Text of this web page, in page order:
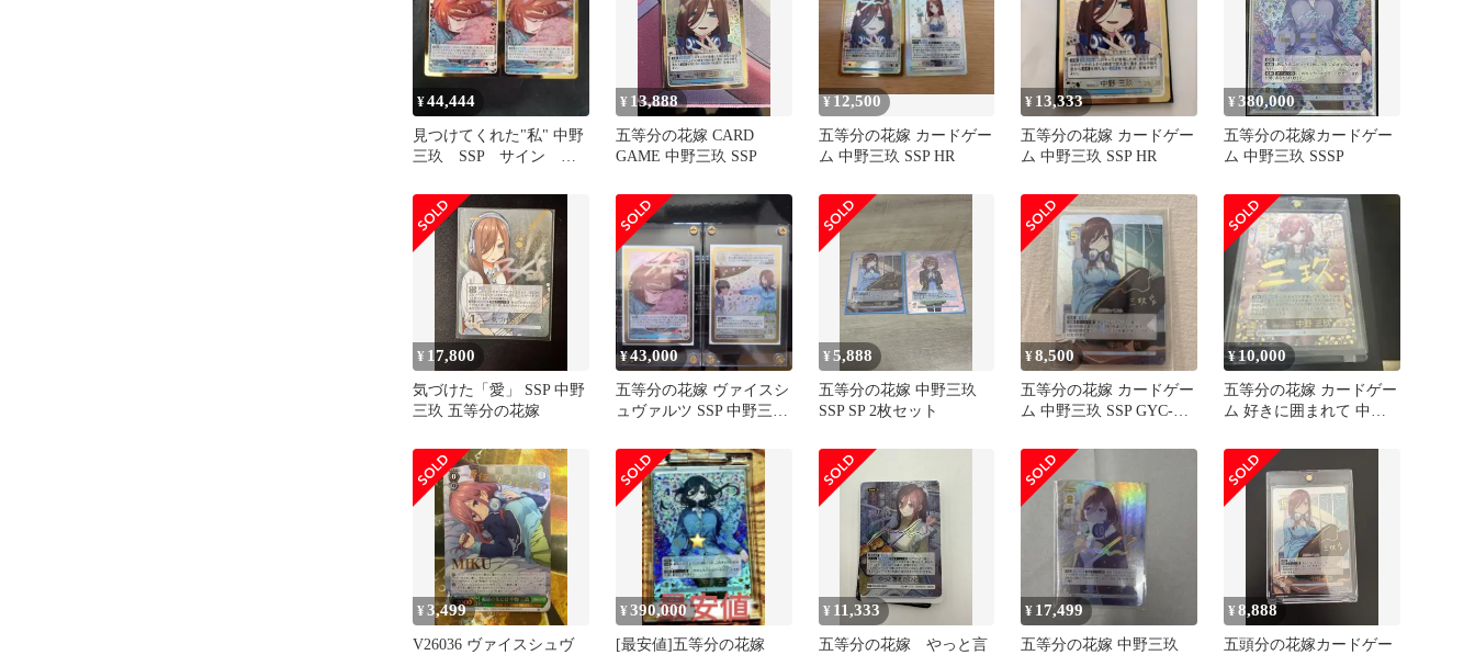
¥44,444
見つけてくれた"私" 中野
三玖 SSP サイン ２
¥ 13,888
五等分の花嫁 CARD
GAME 中野三玖 SSP
¥ 12,500
五等分の花嫁 カードゲー
ム 中野三玖 SSP HR
¥ 13,333
五等分の花嫁 カードゲー
ム 中野三玖 SSP HR
¥380,000
五等分の花嫁カードゲー
ム 中野三玖 SSSP
¥ 17,800
気づけた「愛」 SSP 中野
三玖 五等分の花嫁
¥43,000
五等分の花嫁 ヴァイスシ
ュヴァルツ SSP 中野三玖
¥5,888
五等分の花嫁 中野三玖
SSP SP 2枚セット
¥8,500
五等分の花嫁 カードゲー
ム 中野三玖 SSP GYC-
¥10,000
五等分の花嫁 カードゲー
ム 好きに囲まれて 中野
¥3,499
V26036 ヴァイスシュヴ
¥390,000
[最安値]五等分の花嫁
¥ 11,333
五等分の花嫁 やっと言
¥ 17,499
五等分の花嫁 中野三玖
¥8,888
五頭分の花嫁カードゲー